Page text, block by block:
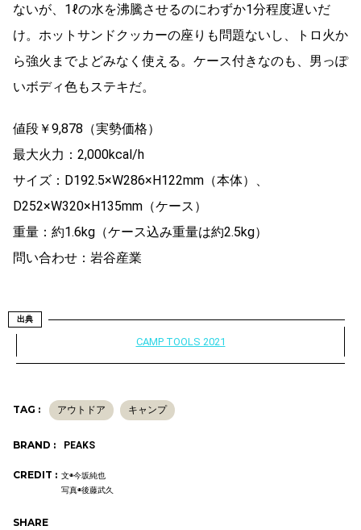
ないが、1ℓの水を沸騰させるのにわずか1分程度遅いだ
け。ホットサンドクッカーの座りも問題ないし、トロ火か
ら強火までよどみなく使える。ケース付きなのも、男っぽ
いボディ色もステキだ。
値段￥9,878（実勢価格）
最大火力：2,000kcal/h
サイズ：D192.5×W286×H122mm（本体）、
D252×W320×H135mm（ケース）
重量：約1.6kg（ケース込み重量は約2.5kg）
問い合わせ：岩谷産業
出典
CAMP TOOLS 2021
TAG : アウトドア キャンプ
BRAND : PEAKS
CREDIT : 文◉今坂純也
写真◉後藤武久
SHARE